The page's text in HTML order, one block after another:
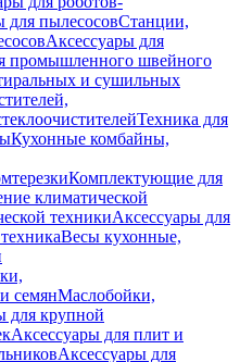
для пылесосовСтанции,
Аксессуары для
промышленного швейного
и сушильных
Техника для
Кухонные комбайны,
Комплектующие для
климатической
техникиАксессуары для
Весы кухонные,
семянМаслобойки,
для крупной
Аксессуары для плит и
Аксессуары для